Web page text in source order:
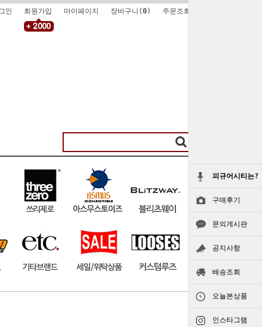
피규어시티는?
구매후기
문의게시판
공지사항
배송조회
오늘본상품
인스타그램
인 회원가입 마이페이지 장바구니(0) 주문조회